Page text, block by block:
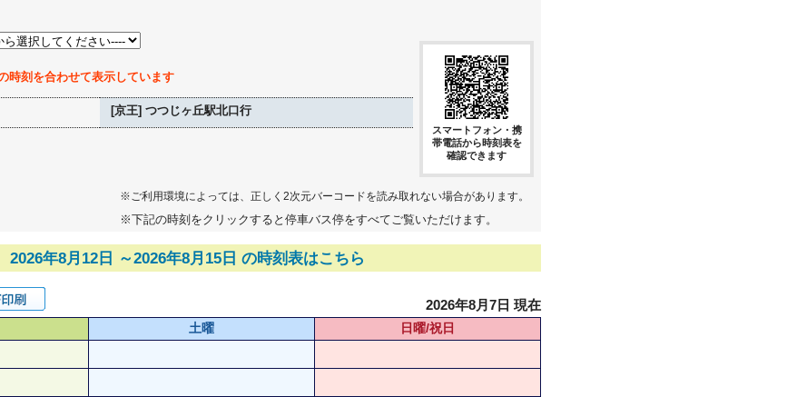
時刻を合わせて表示しています
[京王] つつじヶ丘駅北口行
スマートフォン・携
帯電話から時刻表を
確認できます
※ご利用環境によっては、正しく2次元バーコードを読み取れない場合があります。
※下記の時刻をクリックすると停車バス停をすべてご覧いただけます。
2026年8月12日 ～2026年8月15日 の時刻表はこちら
2026年8月7日 現在
土曜
日曜/祝日